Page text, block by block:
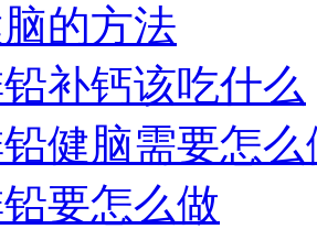
的方法
补钙该吃什么
健脑需要怎么
要怎么做